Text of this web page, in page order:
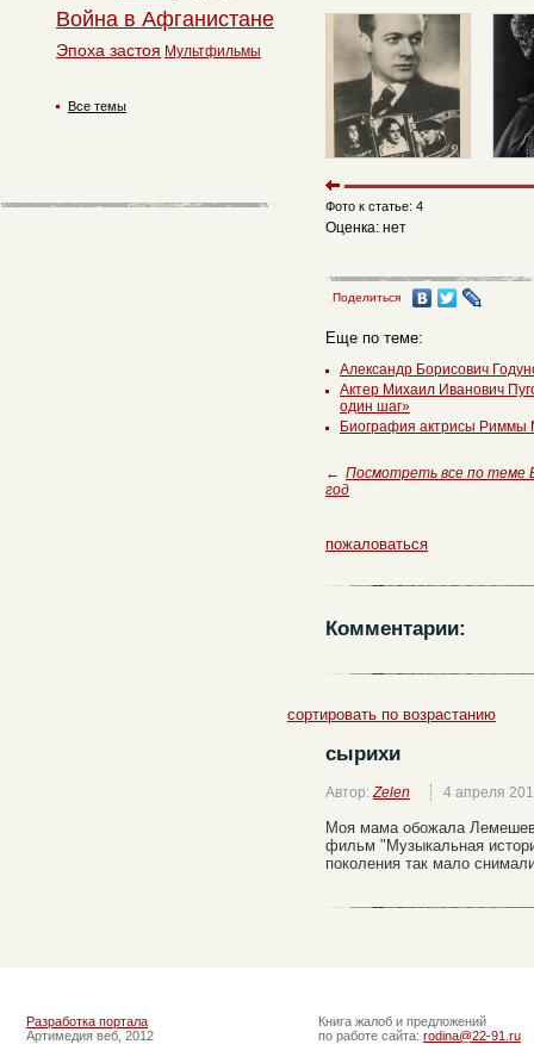
Фото к статье: 4
Оценка: нет
Поделиться
Еще по теме:
Александр Борисович
Актер Михаил Иванович
один шаг»
Биография актрисы Риммы
← Посмотреть все по теме
год
пожаловаться
Комментарии:
сортировать по возрастанию
сырихи
Автор:Zelen 4 апреля
Моя мама обожала
фильм "Музыкальная
поколения так мало
Война в Афганистане
Эпоха застоя Мультфильмы
Все темы
Разработка портала
Артимедия веб, 2012
Книга жалоб и предложений
по работе сайта: rodina@22-91.ru